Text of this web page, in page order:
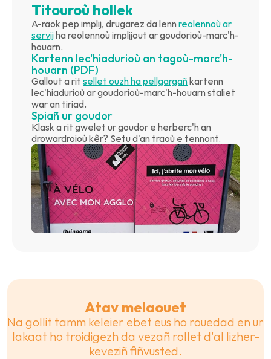
Titouroù hollek
A-raok pep implij, drugarez da lenn reolennoù ar
servij ha reolennoù implijout ar goudorioù-marc'h-
houarn.
Kartenn lec'hiadurioù an tagoù-marc'h-
houarn (PDF)
Gallout a rit sellet ouzh ha pellgargañ kartenn
lec'hiadurioù ar goudorioù-marc'h-houarn staliet
war an tiriad.
Spiañ ur goudor
Klask a rit gwelet ur goudor e herberc'h an
drowardroioù kêr? Setu d'an traoù e tennont.
Atav melaouet
Na gollit tamm keleier ebet eus ho rouedad en ur
lakaat ho troidigezh da vezañ rollet d'al lizher-
keveziñ fiñvusted.